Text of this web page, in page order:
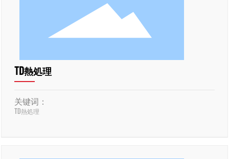
TD熱処理
关键词：
TD熱処理